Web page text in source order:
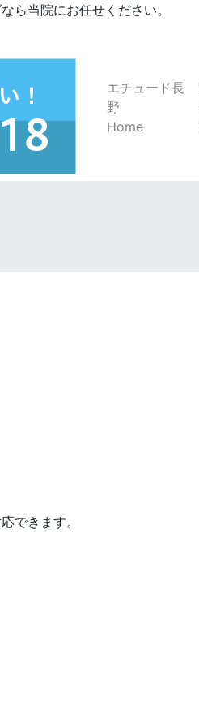
ら当院にお任せください。
エチュード長
野
Home
できます。